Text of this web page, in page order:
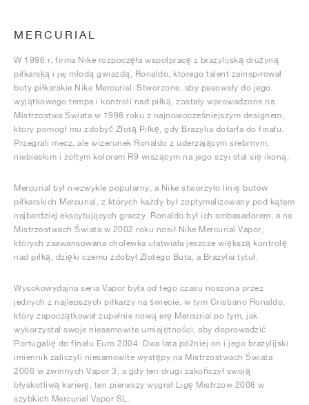
MERCURIAL
W 1996 r. firma Nike rozpoczęła współpracę z brazylijską drużyną
piłkarską i jej młodą gwiazdą, Ronaldo, którego talent zainspirował
buty piłkarskie Nike Mercurial. Stworzone, aby pasowały do jego
wyjątkowego tempa i kontroli nad piłką, zostały wprowadzone na
Mistrzostwa Świata w 1998 roku z najnowocześniejszym designem,
który pomógł mu zdobyć Złotą Piłkę, gdy Brazylia dotarła do finału.
Przegrali mecz, ale wizerunek Ronaldo z uderzającym srebrnym,
niebieskim i żółtym kolorem R9 wiszącym na jego szyi stał się ikoną.
Mercurial był niezwykle popularny, a Nike stworzyło linię butów
piłkarskich Mercurial, z których każdy był zoptymalizowany pod kątem
najbardziej ekscytujących graczy. Ronaldo był ich ambasadorem, a na
Mistrzostwach Świata w 2002 roku nosił Nike Mercurial Vapor,
których zaawansowana cholewka ułatwiała jeszcze większą kontrolę
nad piłką, dzięki czemu zdobył Złotego Buta, a Brazylia tytuł.
Wysokowydajna seria Vapor była od tego czasu noszona przez
jednych z najlepszych piłkarzy na świecie, w tym Cristiano Ronaldo,
który zapoczątkował zupełnie nową erę Mercurial po tym, jak
wykorzystał swoje niesamowite umiejętności, aby doprowadzić
Portugalię do finału Euro 2004. Dwa lata później on i jego brazylijski
imiennik zaliczyli niesamowite występy na Mistrzostwach Świata
2006 w zwinnych Vapor 3, a gdy ten drugi zakończył swoją
błyskotliwą karierę, ten pierwszy wygrał Ligę Mistrzów 2008 w
szybkich Mercurial Vapor SL.